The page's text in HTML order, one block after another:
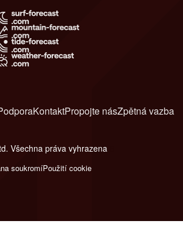
KontaktPropojte násZpětná vazba
Všechna práva vyhrazena
soukromíPoužití cookie